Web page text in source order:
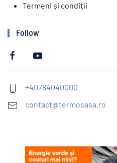
Termeni și condiții
Follow
+40784040000
contact@termocasa.ro